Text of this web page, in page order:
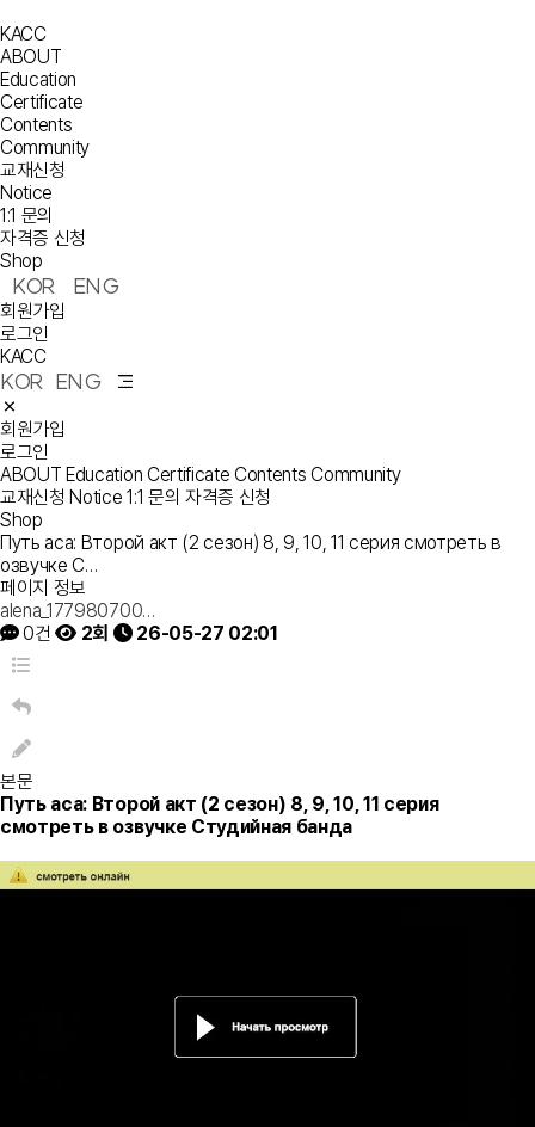
KACC
ABOUT
Education
Certificate
Contents
Community
교재신청
Notice
1:1 문의
자격증 신청
Shop
KOR ENG
회원가입
로그인
KACC
KOR ENG
회원가입
로그인
ABOUT Education Certificate Contents Community
교재신청 Notice 1:1 문의 자격증 신청
Shop
Путь аса: Второй акт (2 сезон) 8, 9, 10, 11 серия смотреть в
озвучке С…
페이지 정보
alena_177980700…
0건
2회 26-05-27 02:01
본문
Путь аса: Второй акт (2 сезон) 8, 9, 10, 11 серия
смотреть в озвучке Студийная банда